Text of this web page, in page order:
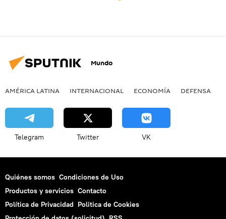
Mundo
AMÉRICA LATINA INTERNACIONAL ECONOMÍA DEFENSA
Telegram Twitter VK
Quiénes somos Condiciones de Uso
Productos y servicios Contacto
Política de Privacidad Politica de Cookies